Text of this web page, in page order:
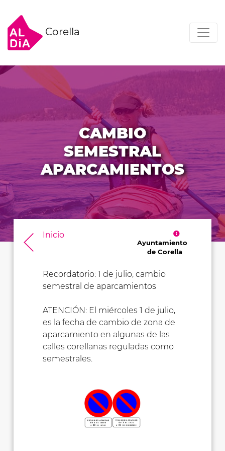
Corella
CAMBIO
SEMESTRAL
APARCAMIENTOS
Inicio
Ayuntamiento
de Corella
Recordatorio: 1 de julio, cambio
semestral de aparcamientos
ATENCIÓN: El miércoles 1 de julio,
es la fecha de cambio de zona de
aparcamiento en algunas de las
calles corellanas reguladas como
semestrales.